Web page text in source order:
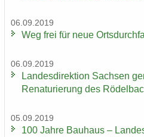
06.09.2019
Weg frei für neue
06.09.2019
Lan­des­di­rek­ti­on Sach­sen
Re­na­tu­rie­rung des
05.09.2019
100 Jahre Bau­haus –